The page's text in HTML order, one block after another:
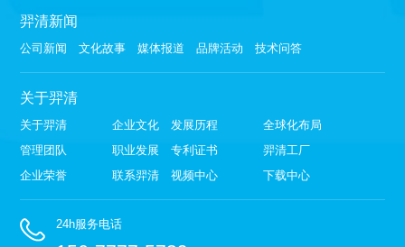
羿清新闻
公司新闻 文化故事 媒体报道 品牌活动 技术问答
关于羿清
关于羿清 企业文化 发展历程
全球化布局
管理团队
职业发展 专利证书
羿清工厂
企业荣誉
联系羿清 视频中心 下载中心
24h服务电话